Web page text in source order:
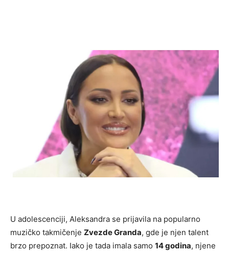
U adolescenciji, Aleksandra se prijavila na popularno
muzičko takmičenje Zvezde Granda, gde je njen talent
brzo prepoznat. Iako je tada imala samo 14 godina, njene